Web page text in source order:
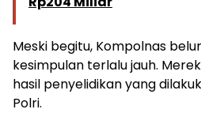
Meski begitu, Kompolnas
kesimpulan terlalu jauh.
hasil penyelidikan yang
Polri.